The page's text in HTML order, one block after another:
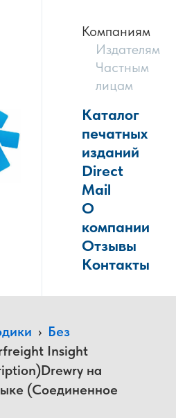
Компаниям
Издателям
Частным
лицам
Каталог
печатных
изданий
Direct
Mail
О
компании
Отзывы
Контакты
› Без
Insight
на
(Соединенное